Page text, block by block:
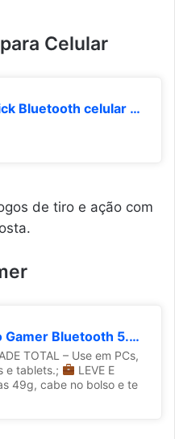
Celular
Controle Joystick Bluetooth celular para Android IOS PC
de tiro e ação com
Fone de Ouvido Gamer Bluetooth 5.4 A'Gold TWS FN-B48, Case LED Robótico, Redução de Ruído por IA, Baixa Latencia, 8h de Bateria, Som Imersivo.
TOTAL – Use em PCs,
e tablets.;
LEVE E
49g, cabe no bolso e te